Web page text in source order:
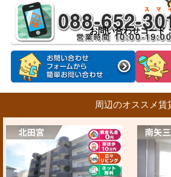
お問い合わせコード
周辺のオススメ賃